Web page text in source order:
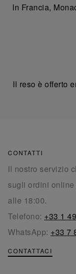
In Francia,
Il reso è offerto
CONTATTI
Il nostro servizio
sugli ordini
alle 18:00.
Telefono: +33 1
WhatsApp: +33 7
CONTATTACI